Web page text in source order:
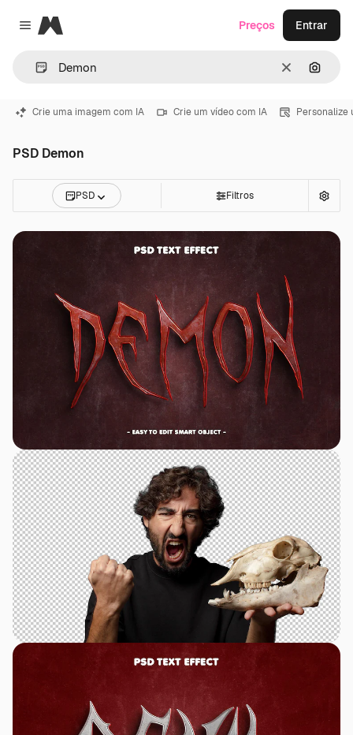
Close menu
Magnific
Limpar
Preços Entrar
Crie uma imagem com IA Crie um vídeo com IA Personalize
PSD Demon
PSD Filtros